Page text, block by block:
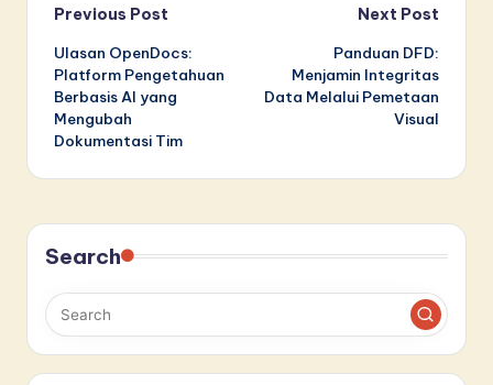
Post
navigation
Previous Post
Ulasan OpenDocs:
Platform Pengetahuan
Berbasis AI yang
Mengubah
Dokumentasi Tim
Next Post
Panduan DFD:
Menjamin Integritas
Data Melalui Pemetaan
Visual
Search